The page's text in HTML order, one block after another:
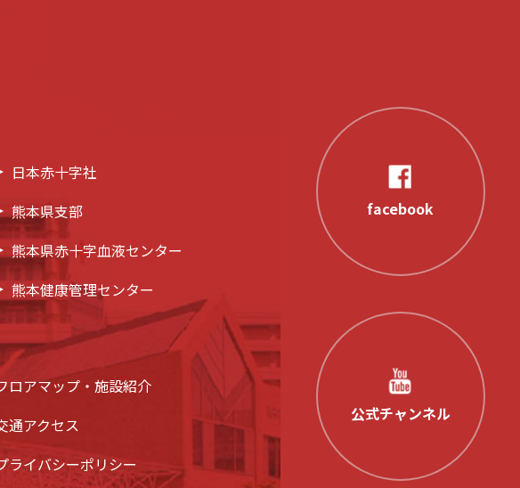
日本赤十字社
熊本県支部
熊本県赤十字血液センター
熊本健康管理センター
ロアマップ・施設紹介
通アクセス
ライバシーポリシー
facebook
公式チャンネル